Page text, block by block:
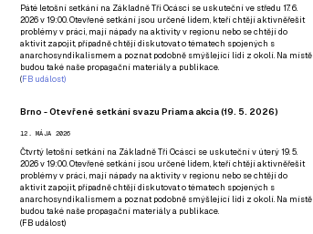
Páté letošní setkání na Základně Tři Ocásci se uskuteční ve středu 17. 6.
2026 v 19:00. Otevřené setkání jsou určené lidem, kteří chtějí aktivněřešit
problémy v práci, mají nápady na aktivity v regionu nebo se chtějí do
aktivit zapojit, případně chtějí diskutovat o tématech spojených s
anarchosyndikalismem a poznat podobně smýšlející lidi z okolí. Na místě
budou také naše propagační materiály a publikace.
(FB událost)
Brno - Otevřené setkání svazu Priama akcia (19. 5. 2026)
12. MÁJA 2026
Čtvrtý letošní setkání na Základně Tři Ocásci se uskuteční v úterý 19. 5.
2026 v 19:00. Otevřené setkání jsou určené lidem, kteří chtějí aktivněřešit
problémy v práci, mají nápady na aktivity v regionu nebo se chtějí do
aktivit zapojit, případně chtějí diskutovat o tématech spojených s
anarchosyndikalismem a poznat podobně smýšlející lidi z okolí. Na místě
budou také naše propagační materiály a publikace.
(FB událost)